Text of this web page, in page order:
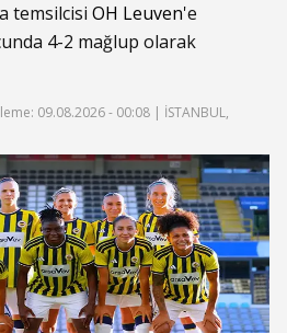
temsilcisi OH Leuven'e
4-2 mağlup olarak
09.08.2026 - 00:08 | İSTANBUL,